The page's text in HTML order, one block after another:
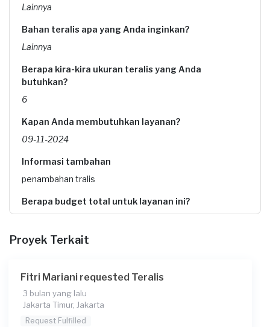
Lainnya
Bahan teralis apa yang Anda inginkan?
Lainnya
Berapa kira-kira ukuran teralis yang Anda
butuhkan?
6
Kapan Anda membutuhkan layanan?
09-11-2024
Informasi tambahan
penambahan tralis
Berapa budget total untuk layanan ini?
File
Proyek Terkait
Fitri Mariani requested Teralis
3 bulan yang lalu
Jakarta Timur, Jakarta
Request Fulfilled